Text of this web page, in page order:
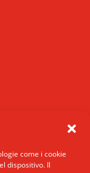
come i cookie
dispositivo. Il
00165